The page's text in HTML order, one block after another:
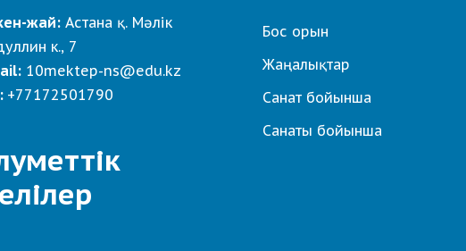
жай: Астана қ. Мәлік
к., 7
10mektep-ns@edu.kz
+77172501790
Бос орын
Жаңалықтар
Санат бойынша
Санаты бойынша